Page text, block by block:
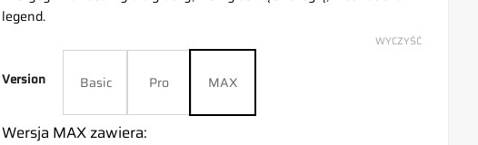
legend.
Version Basic Pro MAX
WYCZYŚĆ
Wersja MAX zawiera: